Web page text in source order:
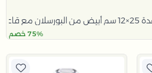
ليورا
75% خصم